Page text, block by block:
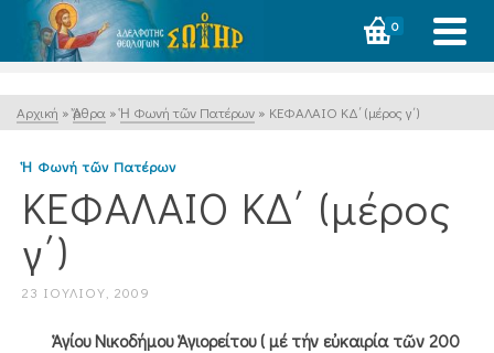
0
Αρχική » Ἄρθρα » Ἡ Φωνή τῶν Πατέρων » ΚΕΦΑΛΑΙΟ ΚΔ΄ (μέρος γ΄)
Ἡ Φωνή τῶν Πατέρων
ΚΕΦΑΛΑΙΟ ΚΔ΄ (μέρος
γ΄)
23 ΙΟΥΛΊΟΥ, 2009
Ἁγίου Νικοδήμου Ἁγιορείτου ( μέ τήν εὐκαιρία τῶν 200